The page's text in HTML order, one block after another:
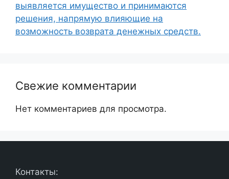
выявляется имущество и принимаются
решения, напрямую влияющие на
возможность возврата денежных средств.
Свежие комментарии
Нет комментариев для просмотра.
Контакты: